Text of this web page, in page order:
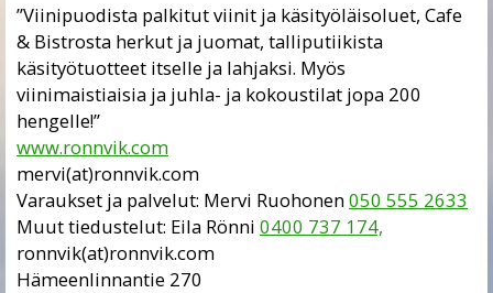
”Viinipuodista palkitut viinit ja käsityöläisoluet, Cafe
& Bistrosta herkut ja juomat, talliputiikista
käsityötuotteet itselle ja lahjaksi. Myös
viinimaistiaisia ja juhla- ja kokoustilat jopa 200
hengelle!”
www.ronnvik.com
mervi(at)ronnvik.com
Varaukset ja palvelut: Mervi Ruohonen050 555 2633
Muut tiedustelut: Eila Rönni 0400 737 174,
ronnvik(at)ronnvik.com
Hämeenlinnantie 270